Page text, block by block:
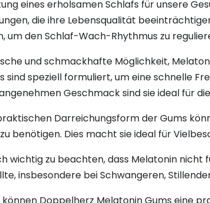
eines erholsamen Schlafs für unsere
die ihre Lebensqualität
um den Schlaf-Wach-Rhythmus zu
und schmackhafte Möglichkeit,
sind speziell formuliert, um eine schnelle
Geschmack sind sie ideal für
Darreichungsform der Gums
benötigen. Dies macht sie ideal für
wichtig zu beachten, dass Melatonin
insbesondere bei Schwangeren,